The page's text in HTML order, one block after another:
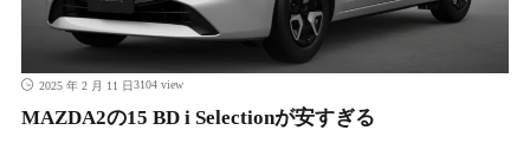
2025 年 2 月 11 日3104 view
MAZDA2の15 BD i Selectionが安すぎる